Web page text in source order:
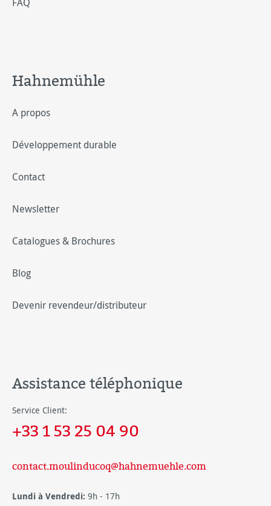
Hahnemühle
A propos
Développement durable
Contact
Newsletter
Catalogues & Brochures
Blog
Devenir revendeur/distributeur
Assistance téléphonique
Service Client:
+33 1 53 25 04 90
contact.moulinducoq@hahnemuehle.com
Lundi à Vendredi: 9h - 17h